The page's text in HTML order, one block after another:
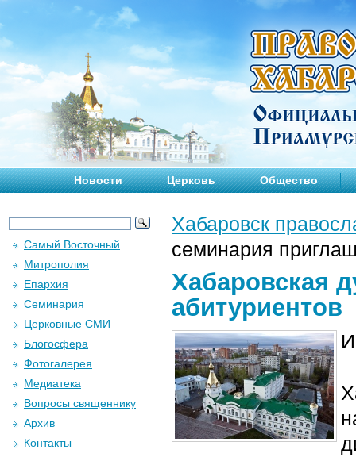
Новости Церковь Общество
Хабаровск
семинария
Хабаровская
абитуриентов
Самый Восточный
Митрополия
Епархия
Семинария
Церковные СМИ
Блогосфера
Фотогалерея
Медиатека
Вопросы священнику
Архив
Контакты